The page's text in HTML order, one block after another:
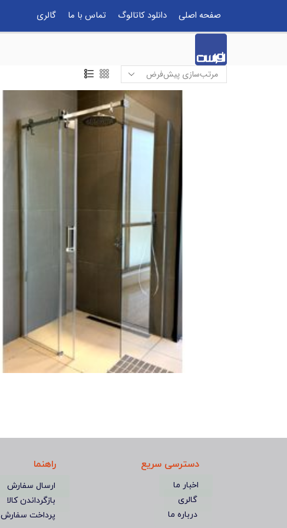
صفحه اصلی دانلود کاتالوگ تماس با ما گالری
دسترسی سریع
اخبار ما
گالری
درباره ما
راهنما
ارسال سفارش
بازگرداندن کالا
پرداخت سفارش